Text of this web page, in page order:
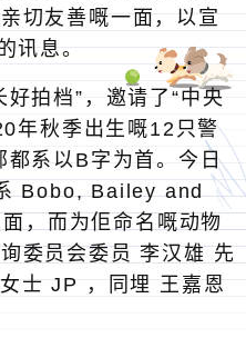
切友善嘅一面，以宣
讯息。
拍档”，邀请了“中央
年秋季出生嘅12只警
都系以B字为首。今日
Bobo, Bailey and
，而为佢命名嘅动物
委员会委员 李汉雄 先
士 JP ，同埋 王嘉恩